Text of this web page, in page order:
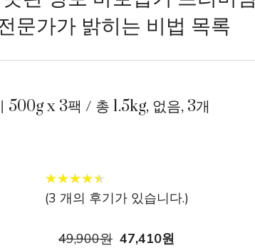
가가 밝히는 비법 목록
x 3팩 / 총 1.5kg, 없음, 3개
★★★★★
★★★★★
(3 개의 후기가 있습니다.)
49,900원 47,410원